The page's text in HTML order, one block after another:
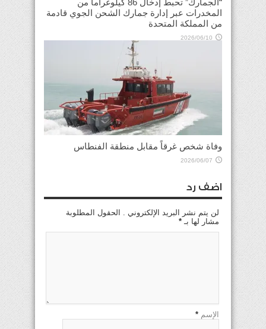
المخدرات عبر إدارة جمارك الشحن الجوي قادمة
من المملكة المتحدة
2026/06/10
وفاة شخص غرقاً مقابل منطقة الفنطاس
2026/06/07
اضف رد
لن يتم نشر البريد الإلكتروني . الحقول المطلوبة
مشار لها بـ *
الإسم *